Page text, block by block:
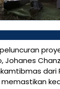
Johanes
dari